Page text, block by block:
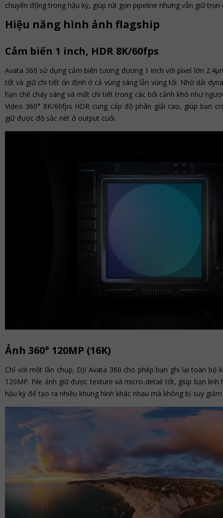
chuyển động trong hậu kỳ, giúp rút gọn pipeline nhưng vẫn giữ trọn
Hiệu năng hình ảnh flagship
Cảm biến 1 inch, HDR 8K/60fps
Avata 360 sử dụng cảm biến tương đương 1 inch với pixel lớn
tốt và giữ chi tiết ổn định ở cả vùng sáng lẫn vùng tối. Nhờ dải
hạn chế cháy sáng và mất chi tiết trong các bối cảnh khó như
Video 360° 8K/60fps HDR cung cấp độ phân giải cao, giúp bạn
giữ được độ sắc nét ở output cuối.
Ảnh 360° 120MP (16K)
Chỉ với một lần chụp, DJI Avata 360 cho phép bạn ghi lại toàn bộ
120MP. File ảnh giữ được texture và micro-detail tốt, giúp bạn linh
hậu kỳ để tạo ra nhiều khung hình khác nhau mà không bị suy